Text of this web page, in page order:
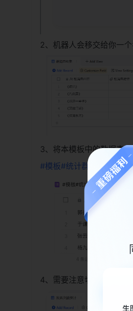
2、机器人会移交给你一
3、将本模板中的数据表发
#模板#统计群成员的发言
4、需要注意切勿误删辅助